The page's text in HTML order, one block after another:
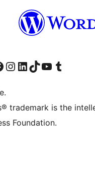
besuchen
Konto besuchen
Facebook-Seite besuchen
Unser Instagram-Konto besuchen
Unser LinkedIn-Konto besuchen
Unser TikTok-Konto besuchen
Unseren YouTube-Kanal besuchen
Unser Tumblr-Konto
trademark is the
Foundation.